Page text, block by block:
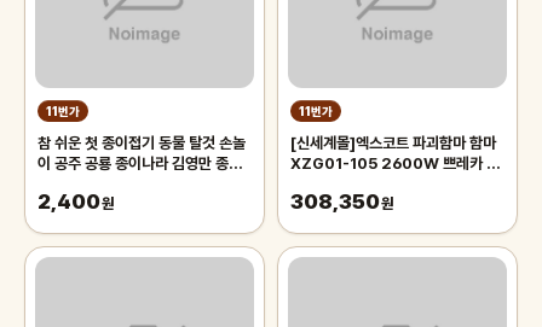
11번가
참 쉬운 첫 종이접기 동물 탈것 손놀
이 공주 공룡 종이나라 김영만 종이
2,400원
11번가
[신세계몰]엑스코트 파괴함마 함마
XZG01-105 2600W 쁘레카 파
308,350원